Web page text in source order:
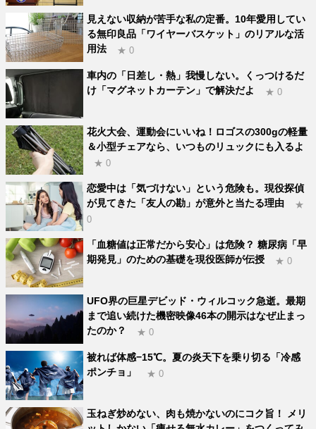
見えない収納が苦手な私の定番。10年愛用してい
る無印良品「ワイヤーバスケット」のリアルな活
用法
★ 0
車内の「日差し・熱」我慢しない。くっつけるだ
け「マグネットカーテン」で解決だよ
★ 0
花火大会、運動会にいいね！ロゴスの300gの軽量
＆小型チェアなら、いつものリュックにも入るよ
★ 0
恋愛中は「気づけない」という危険も。現役探偵
が見てきた「友人の勘」が意外と当たる理由
★
0
「血糖値は正常だから安心」は危険？ 糖尿病「早
期発見」のための基礎を現役医師が伝授
★ 0
UFO界の巨星デビッド・ウィルコック急逝。最期
まで追い続けた機密映像46本の開示はなぜ止まっ
たのか？
★ 0
被れば体感−15℃。夏の炎天下を乗り切る「冷感
ポンチョ」
★ 0
玉ねぎ炒めない、肉も焼かないのにコク旨！ メリ